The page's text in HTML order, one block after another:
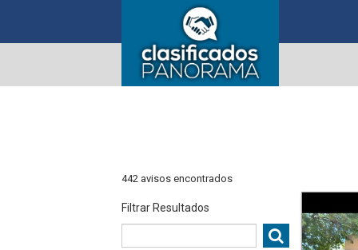
442 avisos encontrados
Filtrar Resultados